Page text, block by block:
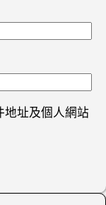
地址及個人網站